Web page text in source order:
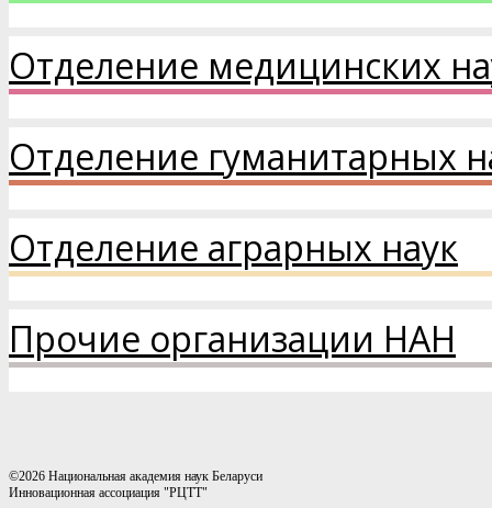
Отделение медицинских
Отделение гуманитарных
Отделение аграрных наук
Прочие организации НАН
©2026 Национальная академия наук Беларуси
Инновационная ассоциация "РЦТТ"